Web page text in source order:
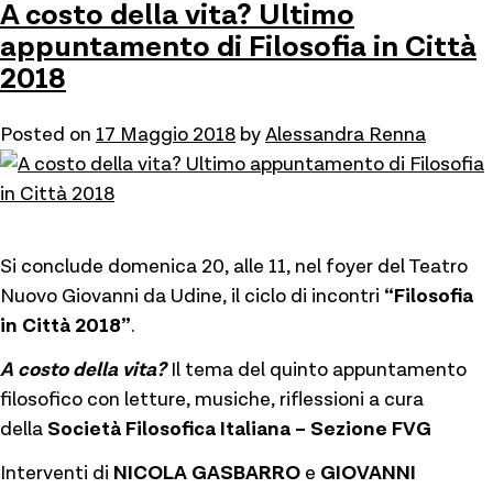
A costo della vita? Ultimo
appuntamento di Filosofia in Città
2018
Posted on 17 Maggio 2018 byAlessandra Renna
Si conclude domenica 20, alle 11, nel foyer del Teatro
Nuovo Giovanni da Udine, il ciclo di incontri “Filosofia
in Città 2018”.
A costo della vita?Il tema del quinto appuntamento
filosofico con letture, musiche, riflessioni a cura
della Società Filosofica Italiana – Sezione FVG
Interventi di NICOLA GASBARRO e GIOVANNI